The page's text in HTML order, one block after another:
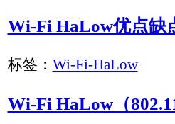
蓝牙协议转换器
光纤协议转换器
CAN总线远程测控终端
5G/4G无线远距离测控终端